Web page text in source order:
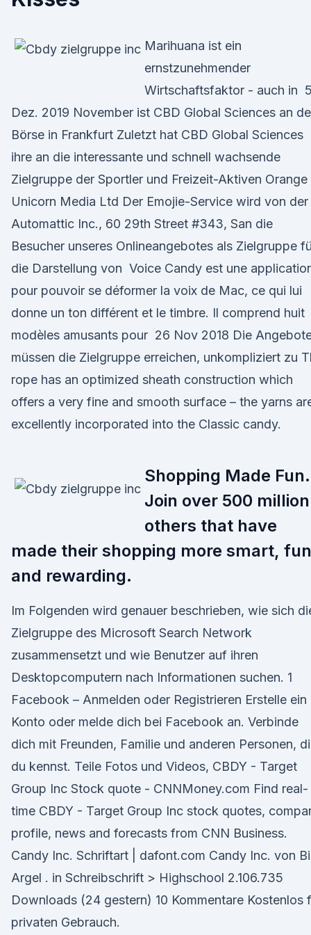
Marihuana ist ein
ernstzunehmender
Wirtschaftsfaktor - auch in
Dez. 2019 November ist CBD Global Sciences an
Börse in Frankfurt Zuletzt hat CBD Global Sciences
ihre an die interessante und schnell wachsende
Zielgruppe der Sportler und Freizeit-Aktiven Orange
Unicorn Media Ltd Der Emojie-Service wird von der
Automattic Inc., 60 29th Street #343, San die
Besucher unseres Onlineangebotes als Zielgruppe
die Darstellung von Voice Candy est une
pour pouvoir se déformer la voix de Mac, ce qui lui
donne un ton différent et le timbre. Il comprend huit
modèles amusants pour 26 Nov 2018 Die
müssen die Zielgruppe erreichen, unkompliziert zu
rope has an optimized sheath construction which
offers a very fine and smooth surface – the yarns
excellently incorporated into the Classic candy.
Shopping Made Fun.
Join over 500 million
others that have
made their shopping more smart,
and rewarding.
Im Folgenden wird genauer beschrieben, wie sich
Zielgruppe des Microsoft Search Network
zusammensetzt und wie Benutzer auf ihren
Desktopcomputern nach Informationen suchen. 1
Facebook – Anmelden oder Registrieren Erstelle ein
Konto oder melde dich bei Facebook an. Verbinde
dich mit Freunden, Familie und anderen Personen,
du kennst. Teile Fotos und Videos, CBDY - Target
Group Inc Stock quote - CNNMoney.com Find real-
time CBDY - Target Group Inc stock quotes,
profile, news and forecasts from CNN Business.
Candy Inc. Schriftart | dafont.com Candy Inc. von
Argel . in Schreibschrift > Highschool 2.106.735
Downloads (24 gestern) 10 Kommentare Kostenlos
privaten Gebrauch.